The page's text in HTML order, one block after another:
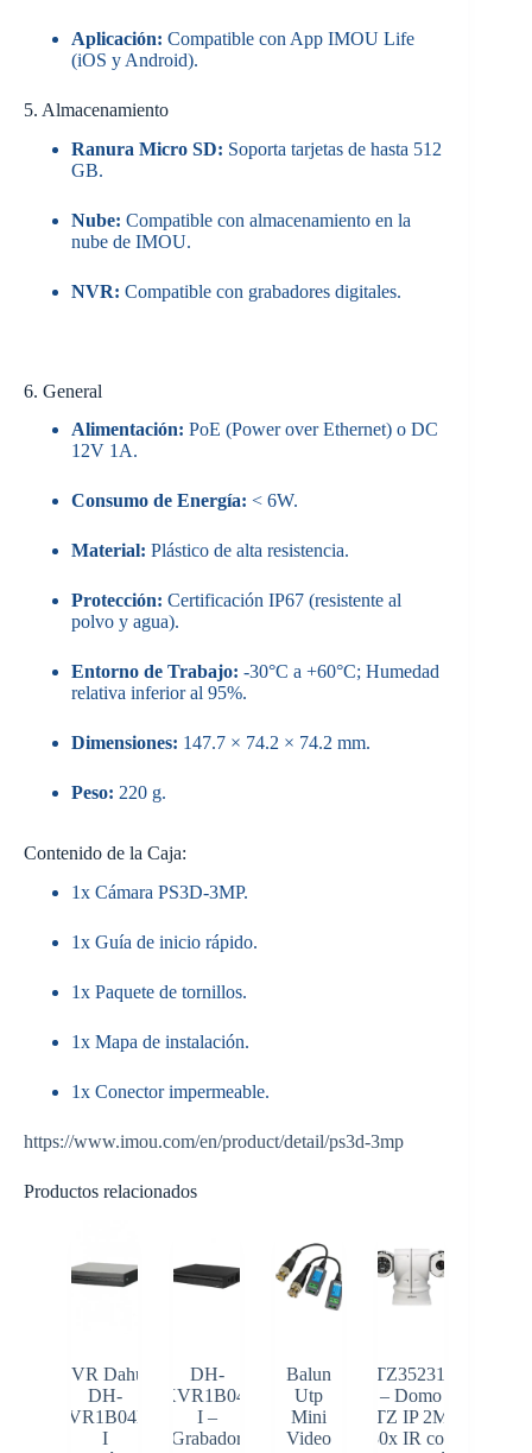
Aplicación: Compatible con App IMOU Life
(iOS y Android).
5. Almacenamiento
Ranura Micro SD: Soporta tarjetas de hasta 512
GB.
Nube: Compatible con almacenamiento en la
nube de IMOU.
NVR: Compatible con grabadores digitales.
6. General
Alimentación: PoE (Power over Ethernet) o DC
12V 1A.
Consumo de Energía: < 6W.
Material: Plástico de alta resistencia.
Protección: Certificación IP67 (resistente al
polvo y agua).
Entorno de Trabajo: -30°C a +60°C; Humedad
relativa inferior al 95%.
Dimensiones: 147.7 × 74.2 × 74.2 mm.
Peso: 220 g.
Contenido de la Caja:
1x Cámara PS3D-3MP.
1x Guía de inicio rápido.
1x Paquete de tornillos.
1x Mapa de instalación.
1x Conector impermeable.
https://www.imou.com/en/product/detail/ps3d-3mp
Productos relacionados
DVR Dahua
DH-
XVR1B04H-
I
DH-
XVR1B04-
I –
Grabador
Balun
Utp
Mini
Video
PTZ35231X
– Domo
PTZ IP 2MP
30x IR con